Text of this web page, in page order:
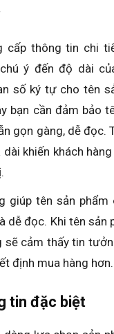
cấp thông tin chi
ý đến độ dài
số ký tự cho tên
bạn cần đảm bảo
gọn gàng, dễ đọc.
khiến khách
giúp tên sản
dễ đọc. Khi tên sản
sẽ cảm thấy tin
định mua hàng hơn.
tin đặc biệt